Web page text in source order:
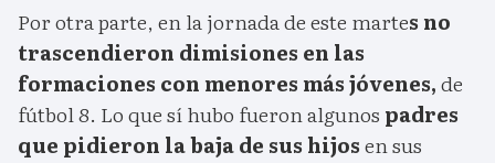
Por otra parte, en la jornada de este martes no
trascendieron dimisiones en las
formaciones con menores más jóvenes,de
fútbol 8. Lo que sí hubo fueron algunos padres
que pidieron la baja de sus hijosen sus